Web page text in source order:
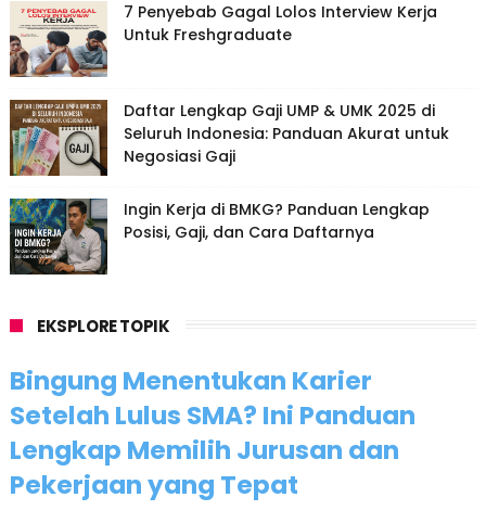
7 Penyebab Gagal Lolos Interview Kerja
Untuk Freshgraduate
Daftar Lengkap Gaji UMP & UMK 2025 di
Seluruh Indonesia: Panduan Akurat untuk
Negosiasi Gaji
Ingin Kerja di BMKG? Panduan Lengkap
Posisi, Gaji, dan Cara Daftarnya
EKSPLORE TOPIK
Bingung Menentukan Karier
Setelah Lulus SMA? Ini Panduan
Lengkap Memilih Jurusan dan
Pekerjaan yang Tepat